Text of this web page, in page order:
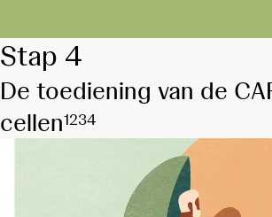
Stap 4
De toediening van de
cellen1234